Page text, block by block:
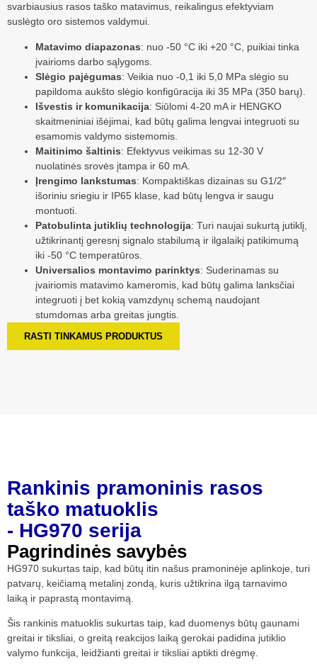
svarbiausius rasos taško matavimus, reikalingus efektyviam
suslėgto oro sistemos valdymui.
Matavimo diapazonas: nuo -50 °C iki +20 °C, puikiai tinka
įvairioms darbo sąlygoms.
Slėgio pajėgumas: Veikia nuo -0,1 iki 5,0 MPa slėgio su
papildoma aukšto slėgio konfigūracija iki 35 MPa (350 barų).
Išvestis ir komunikacija: Siūlomi 4-20 mA ir HENGKO
skaitmeniniai išėjimai, kad būtų galima lengvai integruoti su
esamomis valdymo sistemomis.
Maitinimo šaltinis: Efektyvus veikimas su 12-30 V
nuolatinės srovės įtampa ir 60 mA.
Įrengimo lankstumas: Kompaktiškas dizainas su G1/2″
išoriniu sriegiu ir IP65 klase, kad būtų lengva ir saugu
montuoti.
Patobulinta jutiklių technologija: Turi naujai sukurtą jutiklį,
užtikrinantį geresnį signalo stabilumą ir ilgalaikį patikimumą
iki -50 °C temperatūros.
Universalios montavimo parinktys: Suderinamas su
įvairiomis matavimo kameromis, kad būtų galima lanksčiai
integruoti į bet kokią vamzdynų schemą naudojant
stumdomas arba greitas jungtis.
RASTI TINKAMUS PRODUKTUS
Rankinis pramoninis rasos
taško matuoklis
- HG970 serija
Pagrindinės savybės
HG970 sukurtas taip, kad būtų itin našus pramoninėje aplinkoje, turi
patvarų, keičiamą metalinį zondą, kuris užtikrina ilgą tarnavimo
laiką ir paprastą montavimą.
Šis rankinis matuoklis sukurtas taip, kad duomenys būtų gaunami
greitai ir tiksliai, o greitą reakcijos laiką gerokai padidina jutiklio
valymo funkcija, leidžianti greitai ir tiksliai aptikti drėgmę.